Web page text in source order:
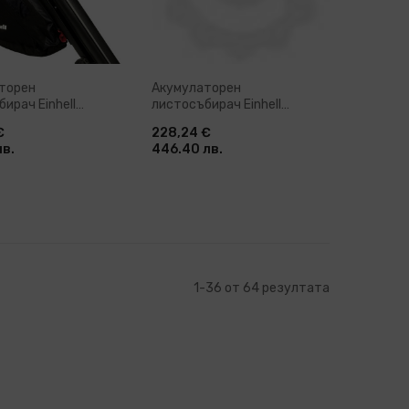
Einhell
18 V (3433625)
Акумулаторен
листосъбирач Einhell
без батерии и зарядно
устройство (3433640)
228,24 €
446.40 лв.
1-36 от 64 резултата